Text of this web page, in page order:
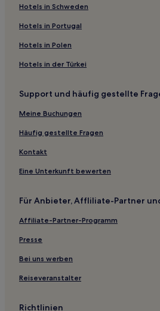
Familien in Tübingen
Haustierfreundliche in Tübingen
Hotels mit Parkplatz in Fellbach
Hotels mit Pool in Baden-
Hotels mit WLAN in Baden-
Hotels mit inbegriffenem Frühstück
Hotels mit Küchenzeile in Baden-
Business nahe Königstraße
Hotels in Schweden
Hotels in Portugal
Hotels in Polen
Hotels in der Türkei
Support und häufig gestellte
Meine Buchungen
Häufig gestellte Fragen
Kontakt
Eine Unterkunft bewerten
Für Anbieter, Affliliate-Partner
Affiliate-Partner-Programm
Presse
Bei uns werben
Reiseveranstalter
Richtlinien